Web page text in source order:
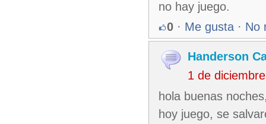
no hay juego.
0 · Me gusta · No
Handerson
1 de
hola buenas
hoy juego, se